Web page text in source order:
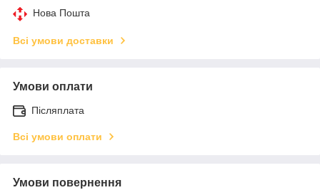
Нова Пошта
Всі умови доставки
Умови оплати
Післяплата
Всі умови оплати
Умови повернення